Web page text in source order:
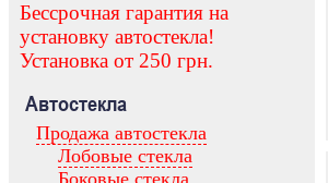
Бессрочная гарантия на
установку автостекла!
Установка от 250 грн.
Автостекла
Продажа автостекла
Лобовые стекла
Боковые стекла